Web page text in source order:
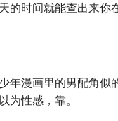
的时间就能查出来你
年漫画里的男配角似
为性感，靠。